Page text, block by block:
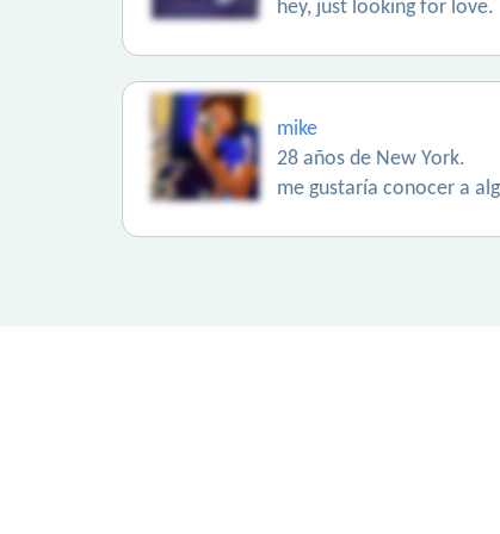
hey, just looking for love.
mike
28 años de New York.
me gustaría conocer a